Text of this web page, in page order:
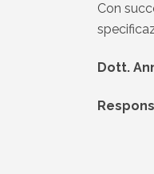
Con
Dott.